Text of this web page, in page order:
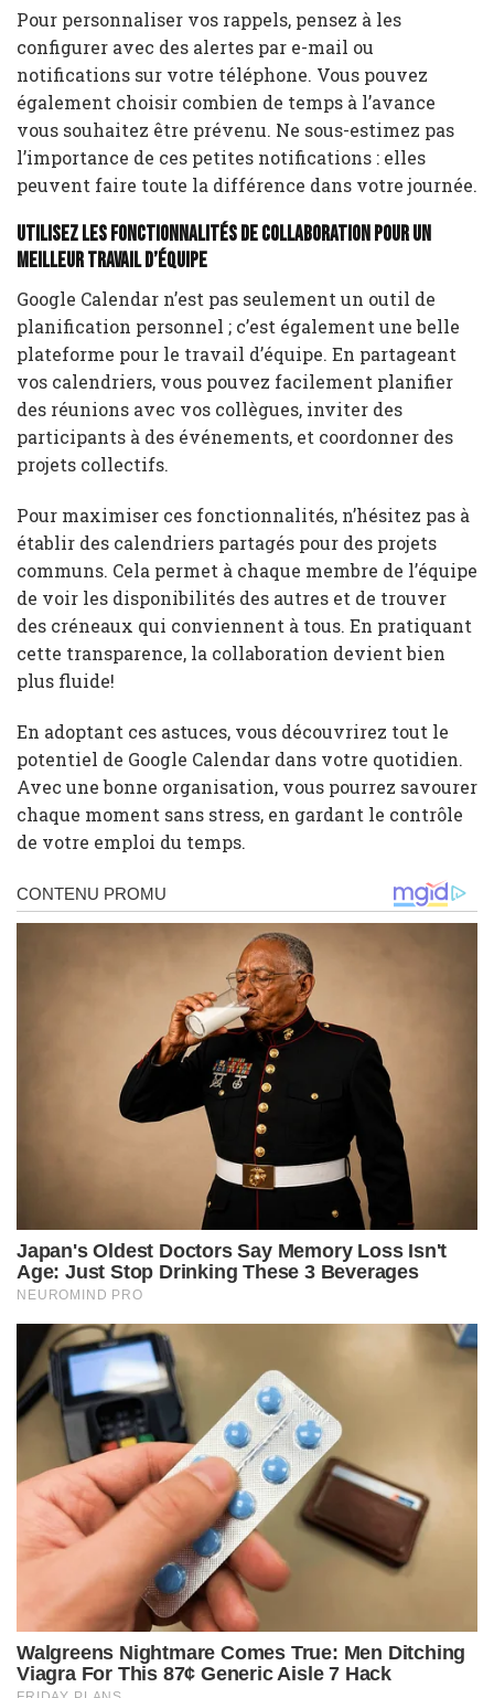
Pour personnaliser vos rappels, pensez à les
configurer avec des alertes par e-mail ou
notifications sur votre téléphone. Vous pouvez
également choisir combien de temps à l’avance
vous souhaitez être prévenu. Ne sous-estimez pas
l’importance de ces petites notifications : elles
peuvent faire toute la différence dans votre journée.
Utilisez les fonctionnalités de collaboration pour un
meilleur travail d’équipe
Google Calendar n’est pas seulement un outil de
planification personnel ; c’est également une belle
plateforme pour le travail d’équipe. En partageant
vos calendriers, vous pouvez facilement planifier
des réunions avec vos collègues, inviter des
participants à des événements, et coordonner des
projets collectifs.
Pour maximiser ces fonctionnalités, n’hésitez pas à
établir des calendriers partagés pour des projets
communs. Cela permet à chaque membre de l’équipe
de voir les disponibilités des autres et de trouver
des créneaux qui conviennent à tous. En pratiquant
cette transparence, la collaboration devient bien
plus fluide!
En adoptant ces astuces, vous découvrirez tout le
potentiel de Google Calendar dans votre quotidien.
Avec une bonne organisation, vous pourrez savourer
chaque moment sans stress, en gardant le contrôle
de votre emploi du temps.